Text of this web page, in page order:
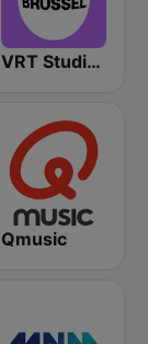
VRT Studio Brussel
Qmusic